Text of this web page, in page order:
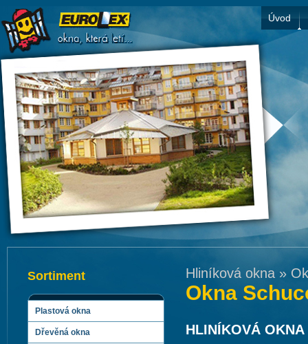
Úvod
Sortiment
Plastová okna
Dřevěná okna
Hliníková okna »
Okna
HLINÍKOVÁ OKNA